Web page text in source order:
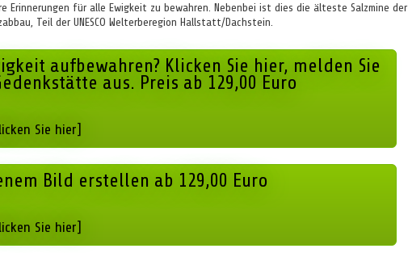
für alle Ewigkeit zu bewahren. Nebenbei ist dies die älteste Salzmine der
Teil der UNESCO Welterberegion Hallstatt/Dachstein.
aufbewahren? Klicken Sie hier, melden Sie
aus. Preis ab 129,00 Euro
Sie hier]
Bild erstellen ab 129,00 Euro
Sie hier]